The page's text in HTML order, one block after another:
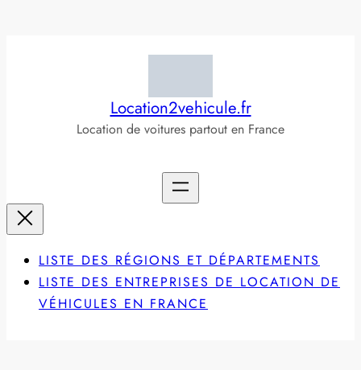
Location2vehicule.fr
Location de voitures partout en France
LISTE DES RÉGIONS ET DÉPARTEMENTS
LISTE DES ENTREPRISES DE LOCATION DE
VÉHICULES EN FRANCE